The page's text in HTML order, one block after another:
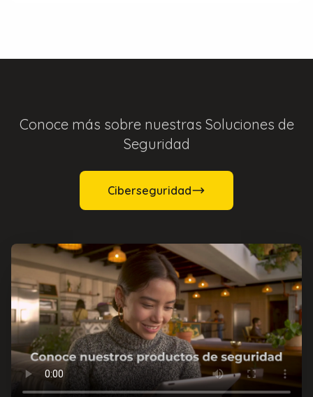
Conoce más sobre nuestras Soluciones de
Seguridad
Ciberseguridad